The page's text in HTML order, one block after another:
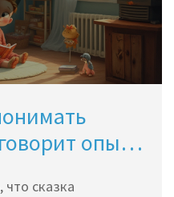
опыт
сказка